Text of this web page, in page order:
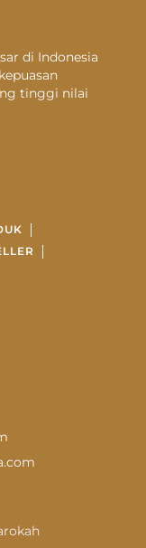
di Indonesia
tinggi nilai